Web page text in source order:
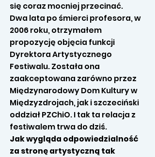
się coraz mocniej przecinać.
Dwa lata po śmierci profesora, w
2006 roku, otrzymałem
propozycję objęcia funkcji
Dyrektora Artystycznego
Festiwalu. Została ona
zaakceptowana zarówno przez
Międzynarodowy Dom Kultury w
Międzyzdrojach, jak i szczeciński
oddział PZChiO. I tak ta relacja z
festiwalem trwa do dziś.
Jak wygląda odpowiedzialność
za stronę artystyczną tak